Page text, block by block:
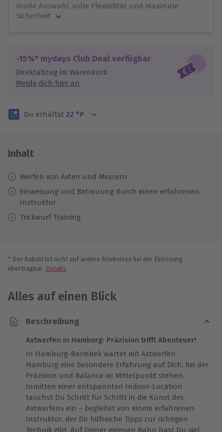
Große Auswahl, volle Flexibilität und maximale
Sicherheit
Jeder Gutschein für alle Erlebnisse einlösbar.
Maximale Sicherheit
3 Jahre gültig & verlängerbar.
-15%* mydays Club Deal verfügbar
Direktabzug im Warenkorb
Melde dich hier an
Du erhältst 22 °P
Inhalt
Werfen von Äxten und Messern
Einweisung und ​​Betreuung durch einen erfahrenen
Instruktor
Trickwurf Training
* Der Rabatt ist nicht auf andere Erlebnisse bei der Einlösung
übertragbar. Details
Alles auf einen Blick
Beschreibung
Axtwerfen in Hamburg: Präzision trifft Abenteuer!
In Hamburg-Barmbek wartet mit Axtwerfen
Hamburg eine besondere Erfahrung auf Dich, bei der
Präzision und Balance im Mittelpunkt stehen.
Inmitten einer entspannten Indoor-Location
tauchst Du Schritt für Schritt in die Kunst des
Axtwerfens ein – begleitet von einem erfahrenen
Instruktor, der Dir hilfreiche Tipps zur richtigen
Technik gibt. Auf Deiner eigenen Bahn hast Du viel